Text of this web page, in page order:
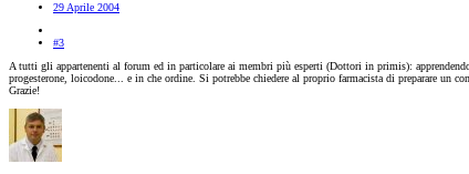
29 Aprile 2004
#3
A tutti gli appartenenti al forum ed in particolare ai membri più esperti (Dottori in primis):
progesterone, loicodone... e in che ordine. Si potrebbe chiedere al proprio farmacista di preparare
Grazie!